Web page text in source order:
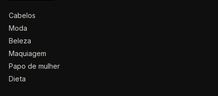
Cabelos
Moda
Beleza
Maquiagem
Papo de mulher
Dieta